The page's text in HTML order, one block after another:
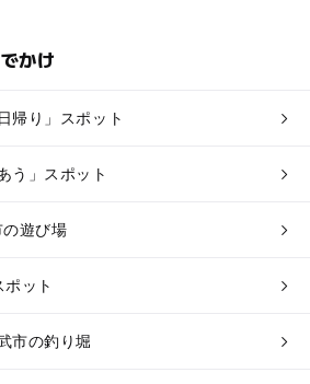
かけ
帰り」スポット
う」スポット
遊び場
ット
市の釣り堀